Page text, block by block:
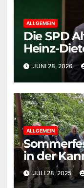
ALLGEMEIN
Die SPD
Heinz-
JUNI 28, 2026
ALLGEMEIN
in der
Politik
und
JULI 28, 2025